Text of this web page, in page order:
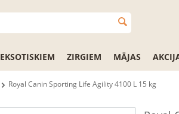
EKSOTISKIEM ZIRGIEM MĀJAS
Royal Canin Sporting Life Agility 4100 L 15 kg